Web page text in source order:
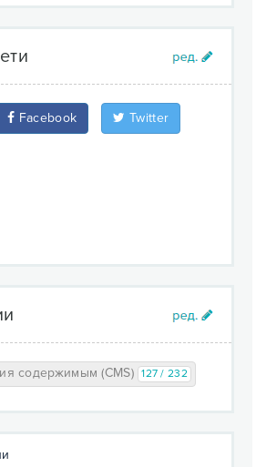
Facebook Twitter
содержимым (CMS) 127 / 232